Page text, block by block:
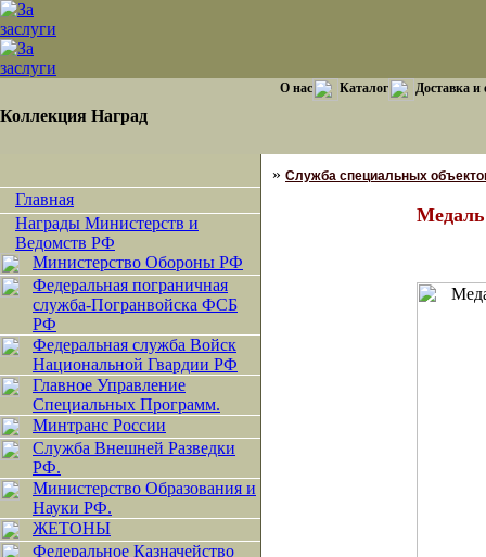
Коллекция Наград
О нас Каталог Доставка и
Главная
Награды Министерств и
Ведомств РФ
Министерство Обороны РФ
Федеральная пограничная
служба-Погранвойска ФСБ
РФ
Федеральная служба Войск
Национальной Гвардии РФ
Главное Управление
Специальных Программ.
Минтранс России
Служба Внешней Разведки
РФ.
Министерство Образования и
Науки РФ.
ЖЕТОНЫ
Федеральное Казначейство
» Служба специальных
Медаль